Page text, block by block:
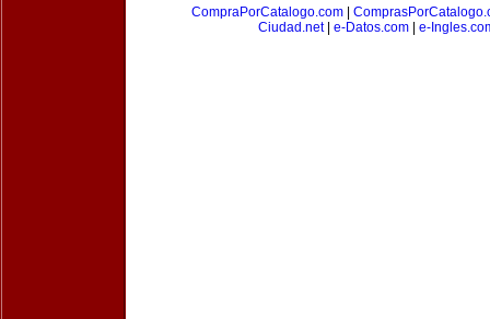
CompraPorCatalogo.com|
Ciudad.net| e-Datos.com e-